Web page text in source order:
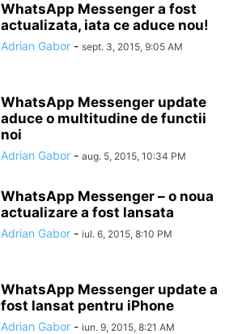
WhatsApp Messenger a fost
actualizata, iata ce aduce nou!
Adrian Gabor - sept. 3, 2015, 9:05 AM
WhatsApp Messenger update
aduce o multitudine de functii
noi
Adrian Gabor - aug. 5, 2015, 10:34 PM
WhatsApp Messenger – o noua
actualizare a fost lansata
Adrian Gabor - iul. 6, 2015, 8:10 PM
WhatsApp Messenger update a
fost lansat pentru iPhone
Adrian Gabor - iun. 9, 2015, 8:21 AM